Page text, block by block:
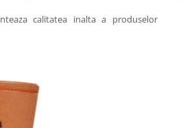
calitatea inalta a produselor